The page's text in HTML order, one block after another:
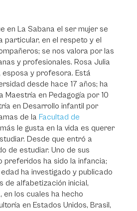
en La Sabana el ser mujer se
particular, en el respeto y el
se nos valora por las
y profesionales. Rosa Julia
esposa y profesora. Está
desde hace 17 años; ha
Maestría en Pedagogía por 10
en Desarrollo infantil por
de la Facultad de
le gusta en la vida es querer
Desde que entró a
de estudiar. Uno de sus
preferidos ha sido la infancia;
ha investigado y publicado
de alfabetización inicial,
los cuales ha hecho
en Estados Unidos, Brasil,